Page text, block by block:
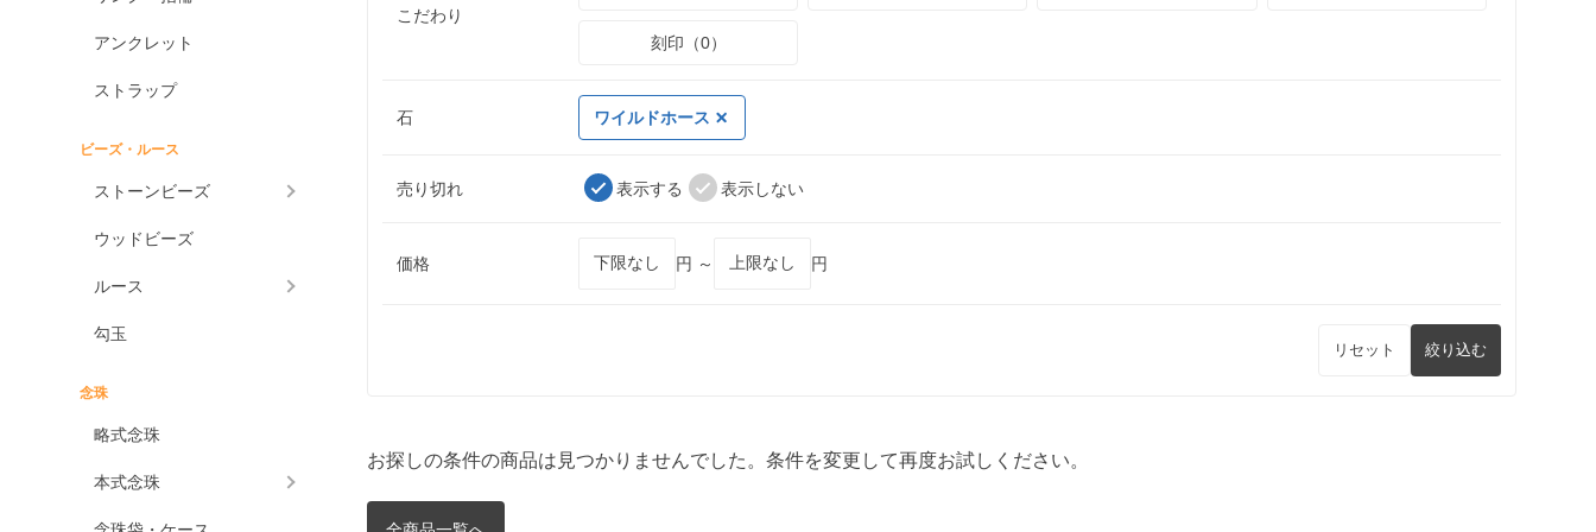
アンクレット
ストラップ
ビーズ・ルース
ストーンビーズ
ウッドビーズ
ルース
勾玉
念珠
略式念珠
本式念珠
こだわり
刻印（0）
石 ワイルドホース
売り切れ 表示する 表示しない
価格 円 ～ 円
リセット 絞り込む
お探しの条件の商品は見つかりませんでした。条件を変更して再度お試しください。